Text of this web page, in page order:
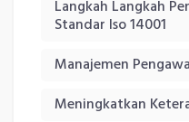
Langkah Langkah
Standar Iso 14001
Manajemen
Meningkatkan